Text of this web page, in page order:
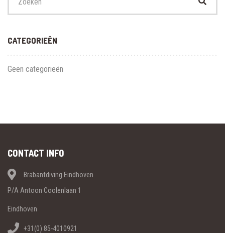
naar:
CATEGORIEËN
Geen categorieën
CONTACT INFO
Brabantdiving Eindhoven
P/A Antoon Coolenlaan 1
Eindhoven
+31(0) 85-4010921